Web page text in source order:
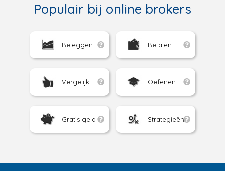
Populair bij online brokers
Beleggen Betalen
Vergelijk Oefenen
Gratis geld Strategieën